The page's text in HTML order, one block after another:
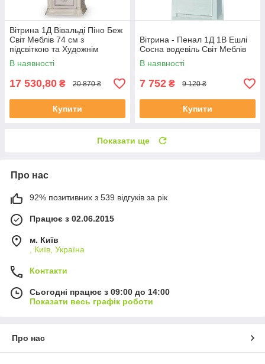
Вітрина 1Д Вівальді Піно Беж
Світ Меблів 74 см з
підсвіткою та Художнім
Друком
В наявності
17 530,80 ₴ 20 870 ₴
Купити
Вітрина - Пенал 1Д 1В Ешлі
Сосна водевіль Світ Меблів
В наявності
7 752 ₴ 9 120 ₴
Купити
Показати ще
Про нас
92% позитивних з 539 відгуків за рік
Працює з 02.06.2015
м. Київ
, Київ, Україна
Контакти
Сьогодні працює з 09:00 до 14:00
Показати весь графік роботи
Про нас